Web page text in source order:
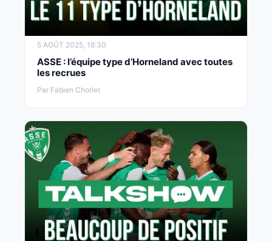
5 AOÛT 2025, 18:30
ASSE : l’équipe type d’Horneland avec toutes
les recrues
Par Fabien Chorlet